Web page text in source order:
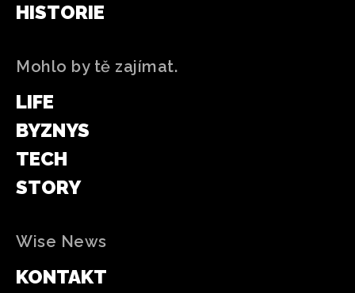
HISTORIE
Mohlo by tě zajímat.
LIFE
BYZNYS
TECH
STORY
Wise News
KONTAKT